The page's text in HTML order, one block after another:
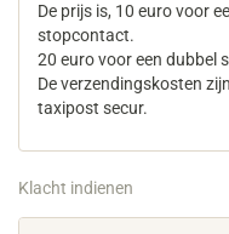
De prijs is, 10 euro voor
stopcontact.
20 euro voor een dubbel
De verzendingskosten
taxipost secur.
Klacht indienen